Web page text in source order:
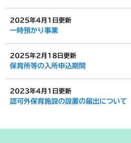
2025年4月1日更新
一時預かり事業
2025年2月18日更新
保育所等の入所申込期間
2023年4月1日更新
認可外保育施設の設置の届出について